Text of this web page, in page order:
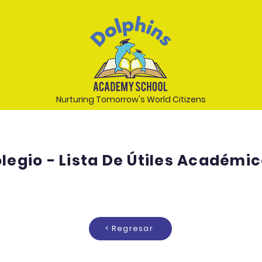
Nurturing Tomorrow's World Citizens
< Regresar
- Lista De Útiles